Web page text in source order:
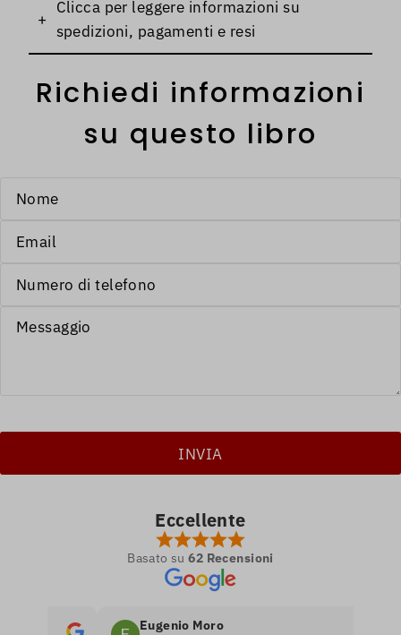
+
Clicca per leggere informazioni su
spedizioni, pagamenti e resi
Richiedi informazioni
su questo libro
Eccellente
Basato su 62 Recensioni
Eugenio Moro